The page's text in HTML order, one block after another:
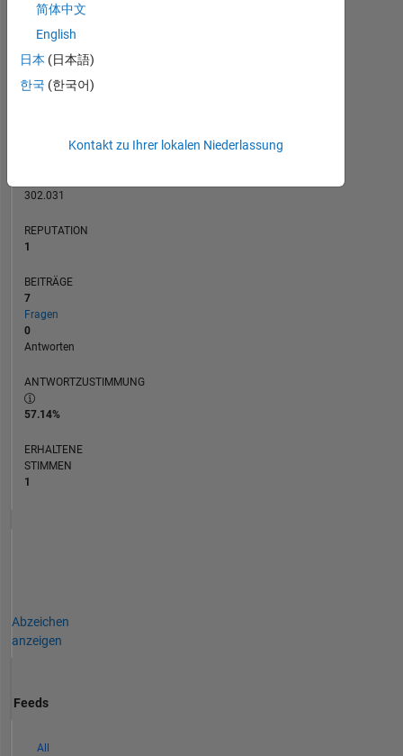
04/20
12/20
08/21
04/22
12/22
08/23
04/24
12/24
08/25
04/26
01/21
10/21
07/22
04/23
01/24
10/24
07/25
302.031
REPUTATION
1
BEITRÄGE
7
Fragen
0
Antworten
ANTWORTZUSTIMMUNG
57.14%
ERHALTENE
STIMMEN
1
Abzeichen
anzeigen
Feeds
All
简体中文
English
日本 (日本語)
한국 (한국어)
Kontakt zu Ihrer lokalen Niederlassung